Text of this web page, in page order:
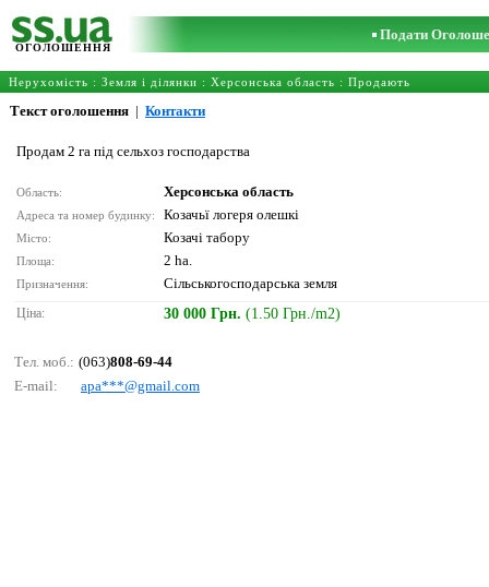
ОГОЛОШЕННЯ
Подати
Нерухомість : Земля і ділянки : Херсонська область : Продають
Текст оголошення | Контакти
Продам 2 га під сельхоз господарства
Область: Херсонська область
Адреса та номер будинку: Козачьї логеря олешкі
Місто: Козачі табору
Площа: 2 ha.
Призначення: Сільськогосподарська земля
Ціна: 30 000 Грн. (1.50 Грн./m2)
Тел. моб.: (063)808-69-44
E-mail:
ара***@gmаil.соm